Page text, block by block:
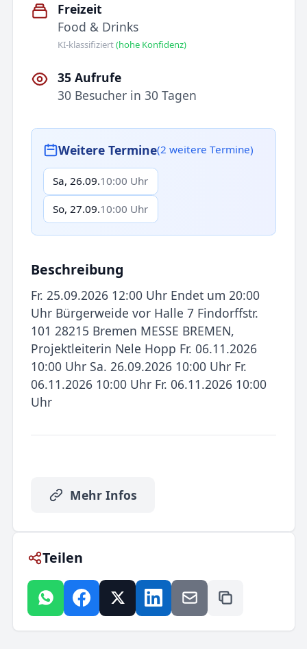
Freizeit
Food & Drinks
KI-klassifiziert(hohe Konfidenz)
35 Aufrufe
30 Besucher in 30 Tagen
Weitere Termine(2 weitere Termine)
Sa, 26.09.10:00 Uhr
So, 27.09.10:00 Uhr
Beschreibung
Fr. 25.09.2026 12:00 Uhr Endet um 20:00
Uhr Bürgerweide vor Halle 7 Findorffstr.
101 28215 Bremen MESSE BREMEN,
Projektleiterin Nele Hopp Fr. 06.11.2026
10:00 Uhr Sa. 26.09.2026 10:00 Uhr Fr.
06.11.2026 10:00 Uhr Fr. 06.11.2026 10:00
Uhr
Mehr Infos
Teilen